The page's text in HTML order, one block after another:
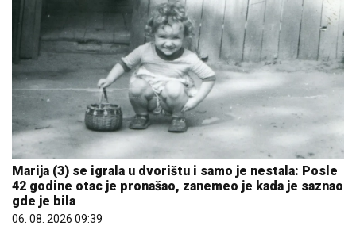
Marija (3) se igrala u dvorištu i samo je nestala: Posle
42 godine otac je pronašao, zanemeo je kada je saznao
gde je bila
06. 08. 2026 09:39